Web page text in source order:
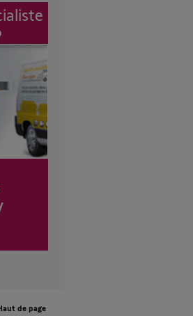
de page